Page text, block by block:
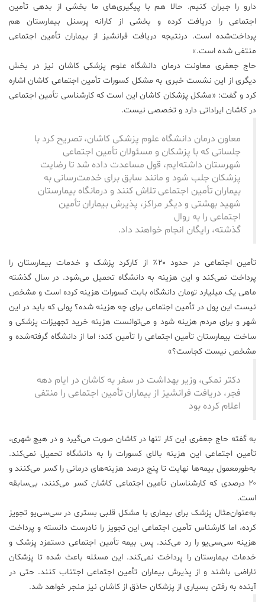
دارو را جبران کنیم. حالا هم با پیگیری‌های ما بخشی از بدهی تأمین
اجتماعی را دریافت کرده و بخشی از کارانه پرسنل بیمارستان هم
پرداخت‌شده است. درنتیجه دریافت فرانشیز از بیماران تأمین اجتماعی
منتفی شده است.»
حاج جعفری معاونت درمان دانشگاه علوم پزشکی کاشان نیز در بخش
دیگری از این نشست خبری به مشکل کسورات تأمین اجتماعی کاشان اشاره
کرد و گفت: «مشکل پزشکان کاشان این است که کارشناسی تأمین اجتماعی
در کاشان ایراداتی دارد و تخصصی نیست.
معاون درمان دانشگاه علوم پزشکی کاشان، تصریح کرد با
جلساتی که با پزشکان و مسئولان تأمین اجتماعی
شهرستان داشته‌ایم، قول مساعدت داده شد تا رضایت
پزشکان جلب شود و مانند سابق برای خدمت‌رسانی به
بیماران تأمین اجتماعی تلاش کنند و درمانگاه بیمارستان
شهید بهشتی و دیگر مراکز، پذیرش بیماران تأمین
اجتماعی را به روال
گذشته، رایگان انجام خواهند داد.
تأمین اجتماعی در حدود ۲۰٪ از کارکرد پزشک و خدمات بیمارستان را
پرداخت نمی‌کند و این هزینه به دانشگاه تحمیل می‌شود. در سال گذشته
ماهی یک میلیارد تومان دانشگاه بابت کسورات هزینه کرده است و مشخص
نیست این پول در تأمین اجتماعی برای چه هزینه شده؟ پولی که باید در این
شهر و برای مردم هزینه شود و می‌توانست هزینه خرید تجهیزات پزشکی و
ساخت بیمارستان تأمین اجتماعی را تأمین کند؛ اما از دانشگاه گرفته‌شده و
مشخص نیست کجاست؟»
دکتر نمکی، وزیر بهداشت در سفر به کاشان در ایام دهه
فجر، دریافت فرانشیز از بیماران تأمین اجتماعی را منتفی
اعلام کرده بود
به گفته حاج جعفری این کار تنها در کاشان صورت می‌گیرد و در هیچ شهری،
تأمین اجتماعی این هزینه بالای کسورات را به دانشگاه تحمیل نمی‌کند.
به‌طورمعمول بیمه‌ها نهایت تا پنج درصد هزینه‌های درمانی را کسر می‌کنند و
۲۰ درصدی که کارشناسان تأمین اجتماعی کاشان کسر می‌کنند، بی‌سابقه
است.
به‌عنوان‌مثال پزشک برای بیماری با مشکل قلبی بستری در سی‌سی‌یو تجویز
کرده، اما کارشناس تأمین اجتماعی این تجویز را نادرست دانسته و پرداخت
هزینه سی‌سی‌یو را رد می‌کند. پس بیمه تأمین اجتماعی دستمزد پزشک و
خدمات بیمارستان را پرداخت نمی‌کند. این مسئله باعث شده تا پزشکان
ناراضی باشند و از پذیرش بیماران تأمین اجتماعی اجتناب کنند. حتی در
آینده به رفتن بسیاری از پزشکان حاذق از کاشان نیز منجر خواهد شد.